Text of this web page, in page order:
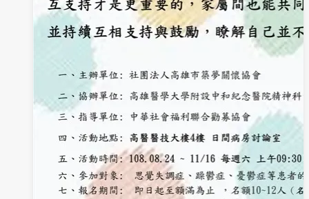
「公
職
我-
試
All
Pass」
促
進